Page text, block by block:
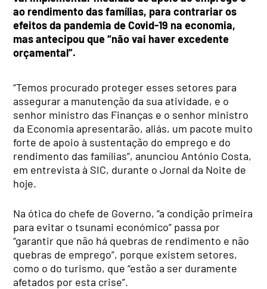
ao rendimento das famílias, para contrariar os
efeitos da pandemia de Covid-19 na economia,
mas antecipou que “não vai haver excedente
orçamental”.
“Temos procurado proteger esses setores para
assegurar a manutenção da sua atividade, e o
senhor ministro das Finanças e o senhor ministro
da Economia apresentarão, aliás, um pacote muito
forte de apoio à sustentação do emprego e do
rendimento das famílias”, anunciou António Costa,
em entrevista à SIC, durante o Jornal da Noite de
hoje.
Na ótica do chefe de Governo, “a condição primeira
para evitar o tsunami económico” passa por
“garantir que não há quebras de rendimento e não
quebras de emprego”, porque existem setores,
como o do turismo, que “estão a ser duramente
afetados por esta crise”.